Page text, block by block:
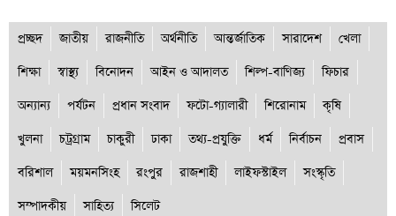
প্রচ্ছদ জাতীয় রাজনীতি অর্থনীতি আন্তর্জাতিক সারাদেশ
খেলা
শিক্ষা
স্বাস্থ্য বিনোদন আইন ও আদালত শিল্প-বাণিজ্য
ফিচার
অন্যান্য
পর্যটন প্রধান সংবাদ ফটো-গ্যালারী শিরোনাম
কৃষি
খুলনা
চট্রগ্রাম চাকুরী ঢাকা তথ্য-প্রযুক্তি ধর্ম নির্বাচন
প্রবাস
বরিশাল
ময়মনসিংহ রংপুর রাজশাহী লাইফস্টাইল
সংস্কৃতি
সম্পাদকীয়
সাহিত্য সিলেট